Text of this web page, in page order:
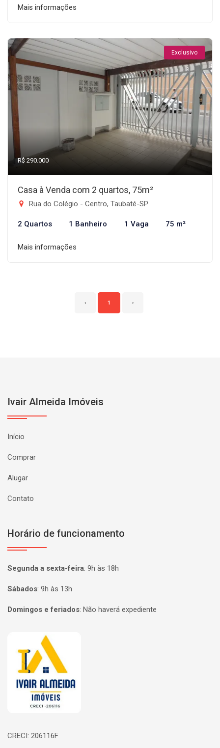
Mais informações
Exclusivo
R$ 290.000
Casa à Venda com 2 quartos, 75m²
Rua do Colégio - Centro, Taubaté-SP
2 Quartos 1 Banheiro 1 Vaga 75 m²
Mais informações
‹ 1 ›
Ivair Almeida Imóveis
Início
Comprar
Alugar
Contato
Horário de funcionamento
Segunda a sexta-feira: 9h às 18h
Sábados: 9h às 13h
Domingos e feriados: Não haverá expediente
Página inicial
CRECI: 206116F